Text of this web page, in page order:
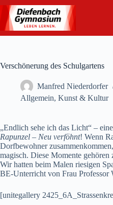
Zum
Inhalt
springen
Verschönerung des Schulgartens
Manfred Niederdorfer
Allgemein, Kunst & Kultur
„Endlich sehe ich das Licht“ –
Rapunzel – Neu verföhnt! Wenn
Dorfbewohner
magisch. Diese Momente
Wir hatten beim Malen riesigen
BE-Unterricht von Frau Professor
[unitegallery